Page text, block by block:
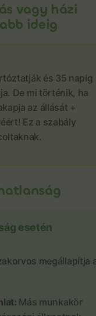
vagy házi
ideig
és 35 napig
De mi történik, ha
az állását +
Ez a szabály
esetén
megállapítja
Más munkakör